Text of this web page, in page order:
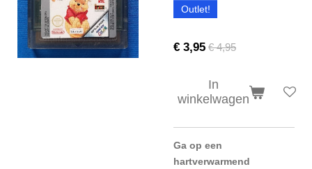
Outlet!
€ 3,95 € 4,95
In
winkelwagen
Ga op een
hartverwarmend